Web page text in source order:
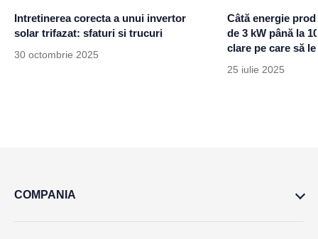
Intretinerea corecta a unui invertor
solar trifazat: sfaturi si trucuri
30 octombrie 2025
Câtă energie
de 3 kW până la
clare pe care să
25 iulie 2025
COMPANIA